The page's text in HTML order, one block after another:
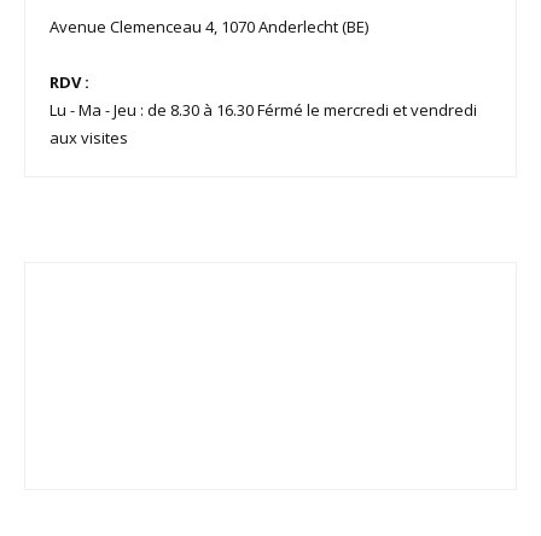
Avenue Clemenceau 4, 1070 Anderlecht (BE)
RDV :
Lu - Ma - Jeu : de 8.30 à 16.30 Férmé le mercredi et vendredi
aux visites